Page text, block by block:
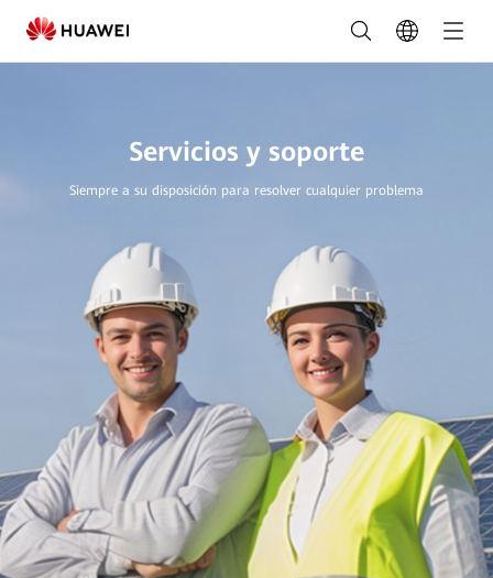
Soporte
técnico
FusionSolar
Latinoamérica
Servicios y soporte
Siempre a su disposición para resolver cualquier problema